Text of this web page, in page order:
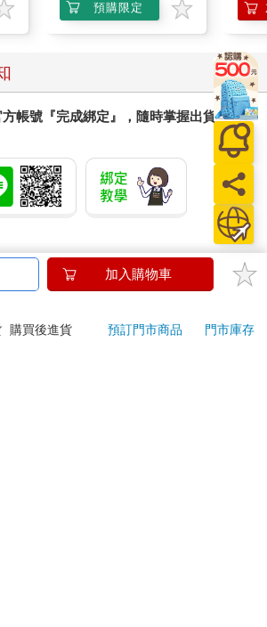
預購限定
帳號『完成綁定』，隨時掌握出貨動
您操作ATM! 如接獲電話要求您前往
從指示，以免受騙上當！
於試用期，退回商品須為全新狀態**
加入購物車
購買後進貨 預訂門市商品
門市庫存